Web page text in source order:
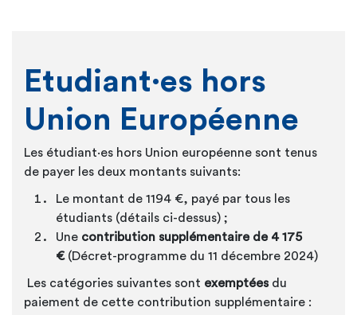
Etudiant·es hors
Union Européenne
Les étudiant·es hors Union européenne sont tenus
de payer les deux montants suivants:
Le montant de 1194 €, payé par tous les
étudiants (détails ci-dessus) ;
Une contribution supplémentaire de 4 175
€(Décret-programme du 11 décembre 2024)
Les catégories suivantes sont exemptéesdu
paiement de cette contribution supplémentaire :